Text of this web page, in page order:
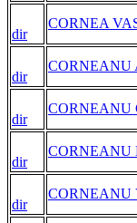
dir
CORNEA
dir
CORNEANU
dir
CORNEANU
dir
CORNEANU
dir
CORNEANU